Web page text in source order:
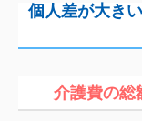
個人差が大き
介護費の総